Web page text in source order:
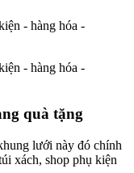
quà tặng
lưới này đó chính
xách, shop phụ kiện